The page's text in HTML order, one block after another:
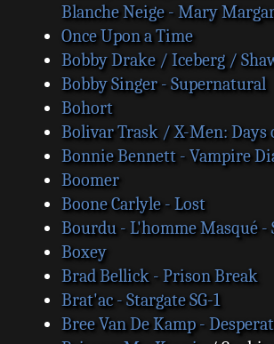
Blanche Neige - Mary
Once Upon a Time
Bobby Drake / Iceberg /
Bobby Singer - Supernatural
Bohort
Bolivar Trask / X-Men: Days
Bonnie Bennett - Vampire
Boomer
Boone Carlyle - Lost
Bourdu - L'homme Masqué -
Boxey
Brad Bellick - Prison Break
Brat'ac - Stargate SG-1
Bree Van De Kamp -